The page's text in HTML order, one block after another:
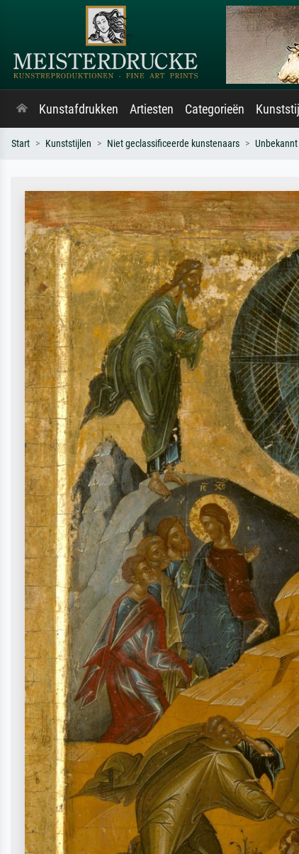
Kunstafdrukken Artiesten Categorieën
Start Kunststijlen Niet geclassificeerde kunstenaars